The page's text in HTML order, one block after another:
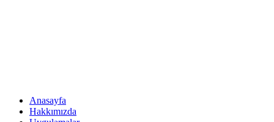
Anasayfa
Hakkımızda